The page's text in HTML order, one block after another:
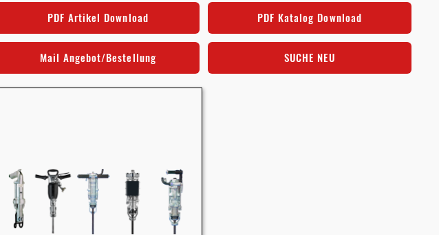
PDF Artikel Download PDF Katalog Download
Mail Angebot/Bestellung SUCHE NEU